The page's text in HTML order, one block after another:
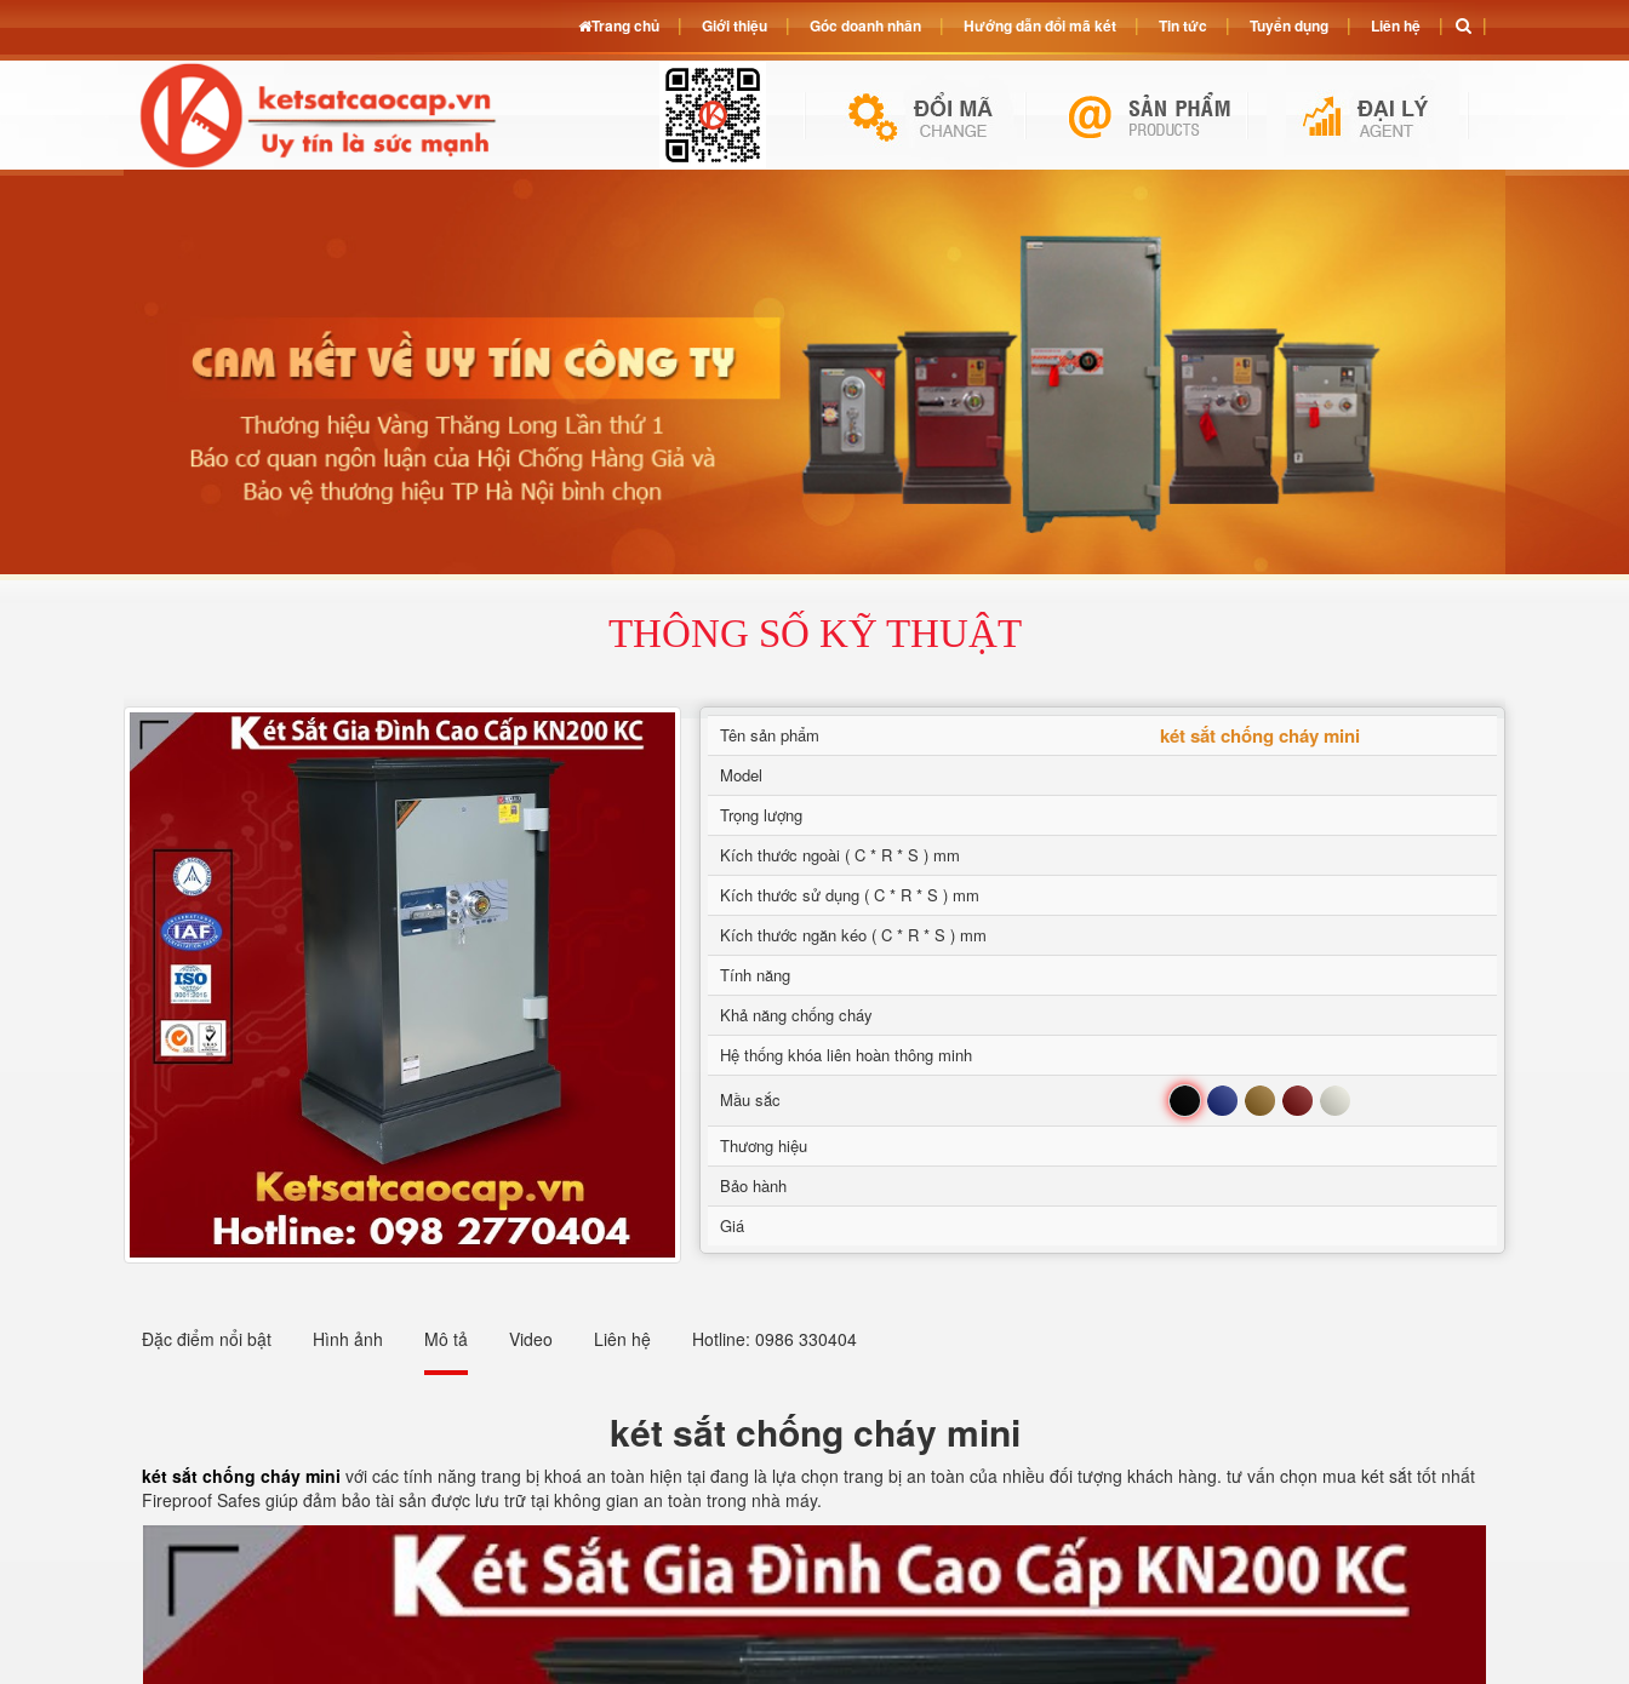
THÔNG SỐ KỸ THUẬT
Tên sản phẩm két sắt chống cháy mini
Model
Trọng lượng
Kích thước ngoài ( C * R * S ) mm
Kích thước sử dụng ( C * R * S ) mm
Kích thước ngăn kéo ( C * R * S ) mm
Tính năng
Khả năng chống cháy
Hệ thống khóa liên hoàn thông minh
Mầu sắc
Đen Xanh Nâu Đỏ Trắng
Thương hiệu
Bảo hành
Giá
Đặc điểm nổi bật Hình ảnh Mô tả Video Liên hệ Hotline: 0986 330404
két sắt chống cháy mini
két sắt chống cháy mini với các tính năng trang bị khoá an toàn hiện tại đang là lựa chọn trang bị an toàn của nhiều đối tượng khách hàng. tư vấn chọn mua két sắt tốt nhất
Fireproof Safes giúp đảm bảo tài sản được lưu trữ tại không gian an toàn trong nhà máy.
Trang chủ Giới thiệu Góc doanh nhân Hướng dẫn đổi mã két Tin tức Tuyển dụng Liên hệ